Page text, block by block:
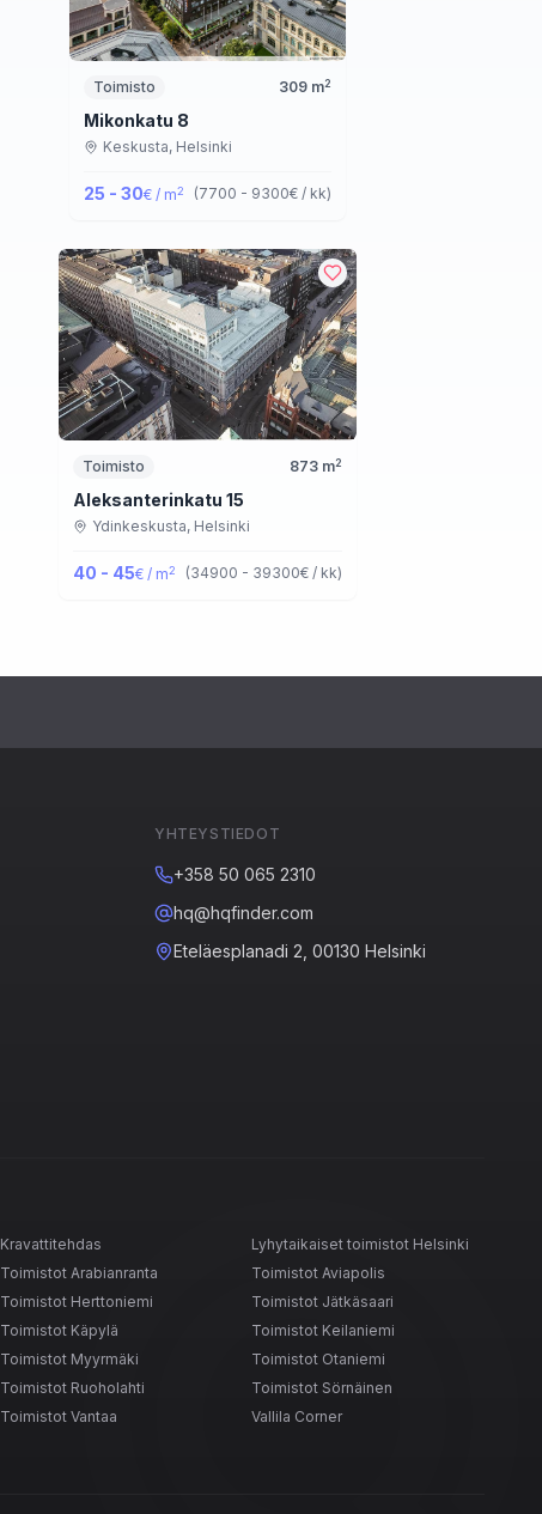
Toimisto 309m2
Mikonkatu 8
Keskusta, Helsinki
25 - 30€ / m2 (7700 - 9300€ / kk)
Toimisto 873m2
Aleksanterinkatu 15
Ydinkeskusta, Helsinki
40 - 45€ / m2 (34900 - 39300€ / kk)
YHTEYSTIEDOT
+358 50 065 2310
hq@hqfinder.com
Eteläesplanadi 2, 00130 Helsinki
Kravattitehdas
Lyhytaikaiset toimistot Helsinki
Toimistot Arabianranta
Toimistot Aviapolis
Toimistot Herttoniemi
Toimistot Jätkäsaari
Toimistot Käpylä
Toimistot Keilaniemi
Toimistot Myyrmäki
Toimistot Otaniemi
Toimistot Ruoholahti
Toimistot Sörnäinen
Toimistot Vantaa
Vallila Corner